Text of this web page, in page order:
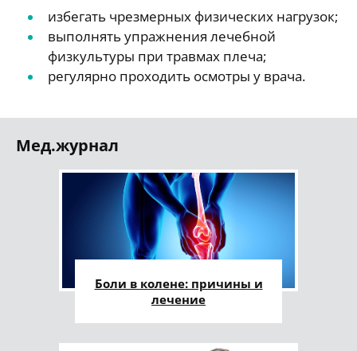
избегать чрезмерных физических нагрузок;
выполнять упражнения лечебной
физкультуры при травмах плеча;
регулярно проходить осмотры у врача.
Мед.журнал
Боли в колене: причины и
лечение